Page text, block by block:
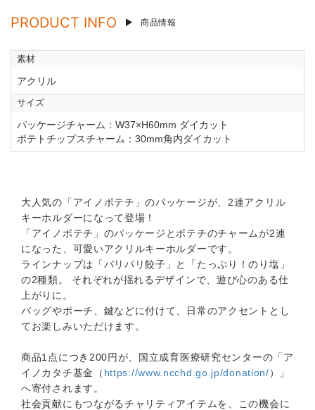
PRODUCT INFO 商品情報
素材
アクリル
サイズ
パッケージチャーム：W37×H60mm ダイカット
ポテトチップスチャーム：30mm角内ダイカット
大人気の「アイノポテチ」のパッケージが、2連アクリル
キーホルダーになって登場！
「アイノポテチ」のパッケージとポテチのチャームが2連
になった、可愛いアクリルキーホルダーです。
ラインナップは「パリパリ餃子」と「たっぷり！のり塩」
の2種類。 それぞれが揺れるデザインで、遊び心のある仕
上がりに。
バッグやポーチ、鍵などに付けて、日常のアクセントとし
てお楽しみいただけます。
商品1点につき200円が、国立成育医療研究センターの「ア
イノカタチ基金（ https://www.ncchd.go.jp/donation/）」
へ寄付されます。
社会貢献にもつながるチャリティアイテムを、この機会に